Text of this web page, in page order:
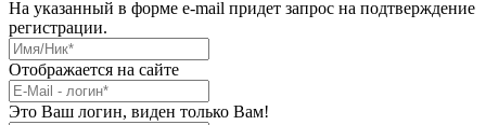
На указанный в форме e-mail придет запрос на подтверждение
регистрации.
Имя/Ник
Отображается на сайте
E-Mail *
Это Ваш логин, виден только Вам!